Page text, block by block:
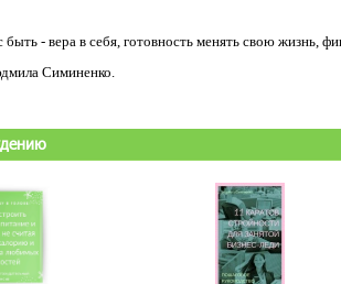
- вера в себя, готовность менять свою жизнь,
Симиненко.